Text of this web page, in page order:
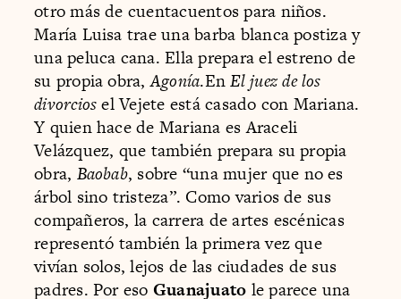
otro más de cuentacuentos para niños.
María Luisa trae una barba blanca postiza y
una peluca cana. Ella prepara el estreno de
su propia obra,Agonía.EnEl juez de los
divorciosel Vejete está casado con Mariana.
Y quien hace de Mariana es Araceli
Velázquez, que también prepara su propia
obra, Baobab, sobre “una mujer que no es
árbol sino tristeza”. Como varios de sus
compañeros, la carrera de artes escénicas
representó también la primera vez que
vivían solos, lejos de las ciudades de sus
padres. Por eso Guanajuato le parece una